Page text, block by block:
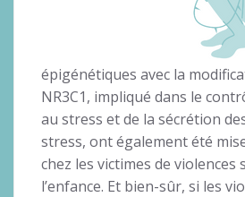
épigénétiques avec la
NR3C1, impliqué dans le
au stress et de la sécrétion
stress, ont également été
chez les victimes de violences
l’enfance. Et bien-sûr, si les